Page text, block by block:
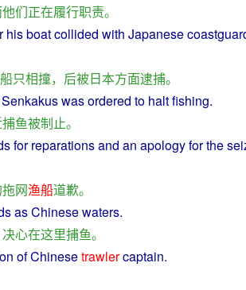
他们正在履行职责。
hisboatcollided with Japanese
船只相撞， 后被日本方面逮捕。
Senkakuswasordered to haltfishing.
捕鱼被制止。
forreparationsand an apologyfor the
拖网渔船道歉。
asChinesewaters.
决心在这里捕鱼。
ofChinesetrawlercaptain.